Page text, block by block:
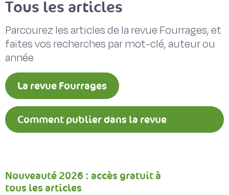
Tous les articles
Parcourez les articles de la revue Fourrages, et
faites vos recherches par mot-clé, auteur ou
année
La revue Fourrages
Comment publier dans la revue
Nouveauté 2026 : accès gratuit à
tous les articles